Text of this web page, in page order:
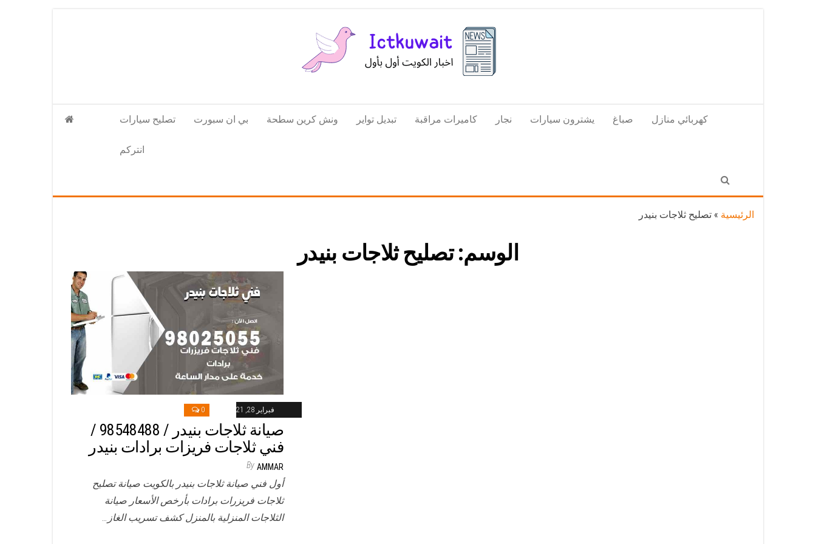
الكويت
تكنولوجيا
المعلومات
تصليح سيارات بي ان سبورت ونش كرين سطحة تبديل تواير كاميرات مراقبة نجار يشترون سيارات صباغ كهربائي منازل
انتركم
الرئيسية » تصليح ثلاجات بنيدر
الوسم:تصليح ثلاجات بنيدر
فبراير 28, 2021 0
صيانة ثلاجات بنيدر / 98548488 /
فني ثلاجات فريزات برادات بنيدر
By AMMAR
أول فني صيانة ثلاجات بنيدر بالكويت صيانة تصليح
ثلاجات فريزرات برادات بأرخص الأسعار صيانة
الثلاجات المنزلية بالمنزل كشف تسريب الغاز…